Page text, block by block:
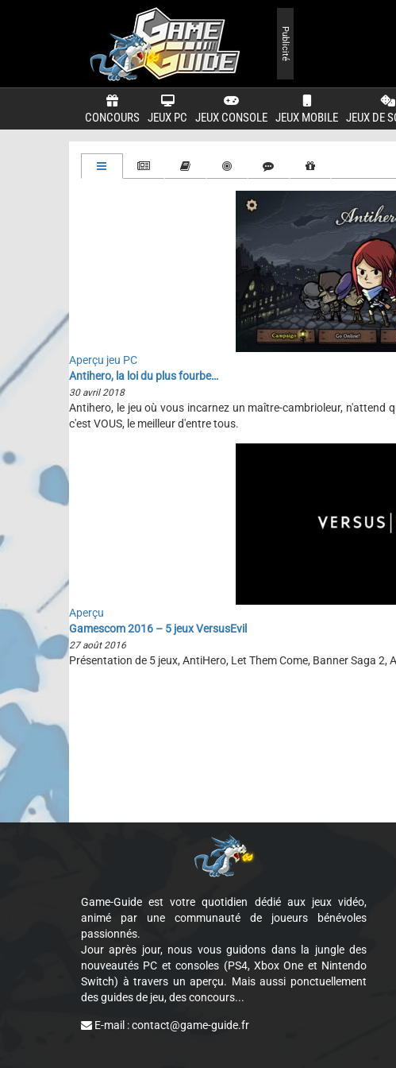
CONCOURS JEUX PC JEUX CONSOLE JEUX MOBILE JEUX DE
Publicité
Aperçu jeu PC
Antihero, la loi du plus fourbe…
30 avril 2018
Antihero, le jeu où vous incarnez un maître-cambrioleur,
c'est VOUS, le meilleur d'entre tous.
Aperçu
Gamescom 2016 – 5 jeux VersusEvil
27 août 2016
Présentation de 5 jeux, AntiHero, Let Them Come, Banner Saga 2,
Game-Guide est votre quotidien dédié aux jeux vidéo,
animé par une communauté de joueurs bénévoles
passionnés.
Jour après jour, nous vous guidons dans la jungle des
nouveautés PC et consoles (PS4, Xbox One et Nintendo
Switch) à travers un aperçu. Mais aussi ponctuellement
des guides de jeu, des concours...
E-mail :contact@game-guide.fr